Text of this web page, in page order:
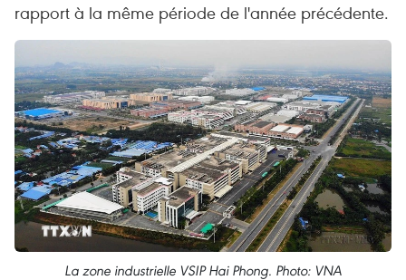
rapport à la même période de l'année précédente.
La zone industrielle VSIP Hai Phong. Photo: VNA